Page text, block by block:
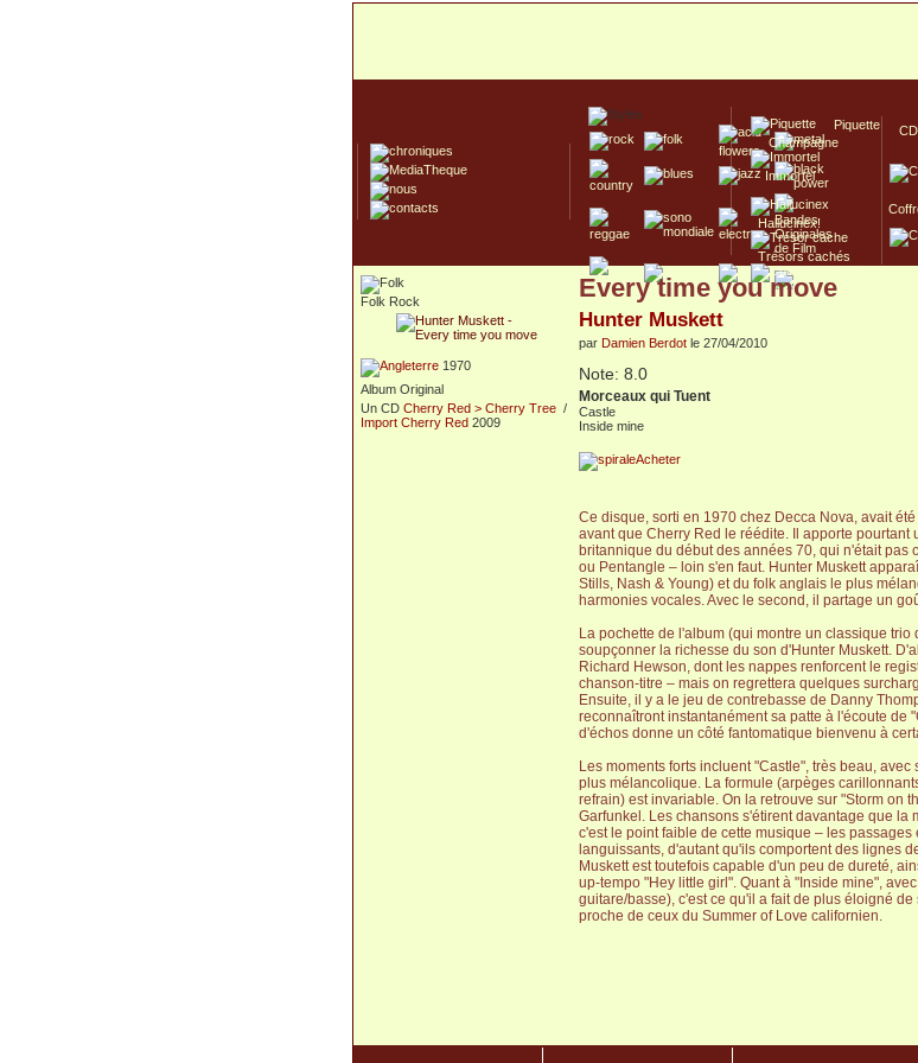
Piquette
Champagne
Immortel
Hallucinex!
Trésors cachés
Culte/Collector
CD
Folk Rock
1970
Album Original
Un CD Cherry Red > Cherry Tree /
Import Cherry Red 2009
Every time you move
Hunter Muskett
par Damien Berdot le 27/04/2010
Note: 8.0
Morceaux qui Tuent
Castle
Inside mine
Acheter
Ce disque, sorti en 1970 chez Decca Nova, avait
avant que Cherry Red le réédite. Il apporte
britannique du début des années 70, qui n'était
ou Pentangle – loin s'en faut. Hunter Muskett
Stills, Nash & Young) et du folk anglais le plus
harmonies vocales. Avec le second, il partage un
La pochette de l'album (qui montre un classique
soupçonner la richesse du son d'Hunter Muskett.
Richard Hewson, dont les nappes renforcent le
chanson-titre – mais on regrettera quelques
Ensuite, il y a le jeu de contrebasse de Danny
reconnaîtront instantanément sa patte à l'écoute de
d'échos donne un côté fantomatique bienvenu à
Les moments forts incluent "Castle", très beau,
plus mélancolique. La formule (arpèges
refrain) est invariable. On la retrouve sur "Storm on
Garfunkel. Les chansons s'étirent davantage que la
c'est le point faible de cette musique – les
languissants, d'autant qu'ils comportent des lignes
Muskett est toutefois capable d'un peu de dureté,
up-tempo "Hey little girl". Quant à "Inside mine",
guitare/basse), c'est ce qu'il a fait de plus éloigné
proche de ceux du Summer of Love californien.